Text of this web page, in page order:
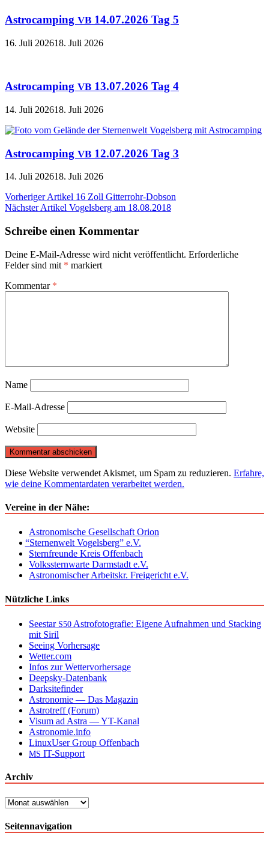
Astrocamping VB 14.07.2026 Tag 5
16. Juli 202618. Juli 2026
Astrocamping VB 13.07.2026 Tag 4
14. Juli 202618. Juli 2026
Astrocamping VB 12.07.2026 Tag 3
14. Juli 202618. Juli 2026
Beitragsnavigation
Vorheriger Artikel 16 Zoll Gitterrohr-Dobson
Nächster Artikel Vogelsberg am 18.08.2018
Schreibe einen Kommentar
Deine E-Mail-Adresse wird nicht veröffentlicht. Erforderliche
Felder sind mit * markiert
Kommentar *
Name
E-Mail-Adresse
Website
Diese Website verwendet Akismet, um Spam zu reduzieren. Erfahre,
wie deine Kommentardaten verarbeitet werden.
Vereine in der Nähe:
Astronomische Gesellschaft Orion
“Sternenwelt Vogelsberg” e.V.
Sternfreunde Kreis Offenbach
Volkssternwarte Darmstadt e.V.
Astronomischer Arbeitskr. Freigericht e.V.
Nützliche Links
Seestar S50 Astrofotografie: Eigene Aufnahmen und Stacking
mit Siril
Seeing Vorhersage
Wetter.com
Infos zur Wettervorhersage
Deepsky-Datenbank
Darksitefinder
Astronomie — Das Magazin
Astrotreff (Forum)
Visum ad Astra — YT-Kanal
Astronomie.info
LinuxUser Group Offenbach
MS IT-Support
Archiv
Archiv
Seitennavigation